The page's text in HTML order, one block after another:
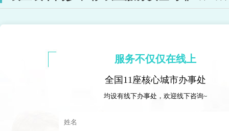
服务不仅仅在线上
全国11座核心城市办事处
均设有线下办事处，欢迎线下咨询~